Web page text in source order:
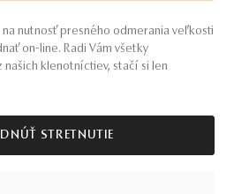
na nutnosť presného odmerania veľkosti
on-line. Radi Vám všetky
klenotníctiev, stačí si len
STRETNUTIE